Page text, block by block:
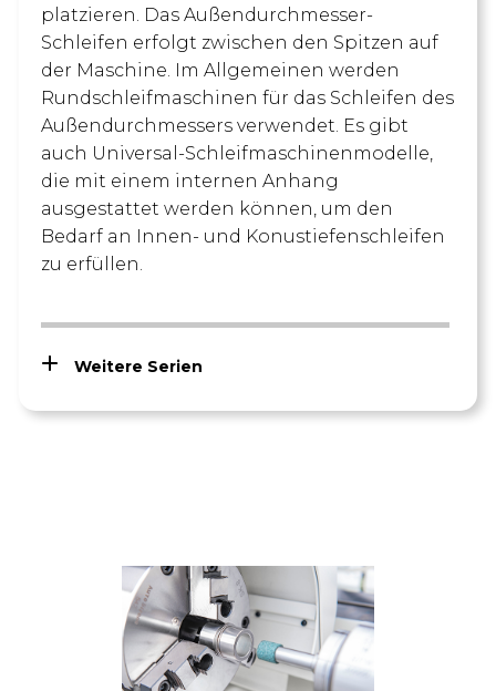
platzieren. Das Außendurchmesser-
Schleifen erfolgt zwischen den Spitzen auf
der Maschine. Im Allgemeinen werden
Rundschleifmaschinen für das Schleifen des
Außendurchmessers verwendet. Es gibt
auch Universal-Schleifmaschinenmodelle,
die mit einem internen Anhang
ausgestattet werden können, um den
Bedarf an Innen- und Konustiefenschleifen
zu erfüllen.
Weitere Serien